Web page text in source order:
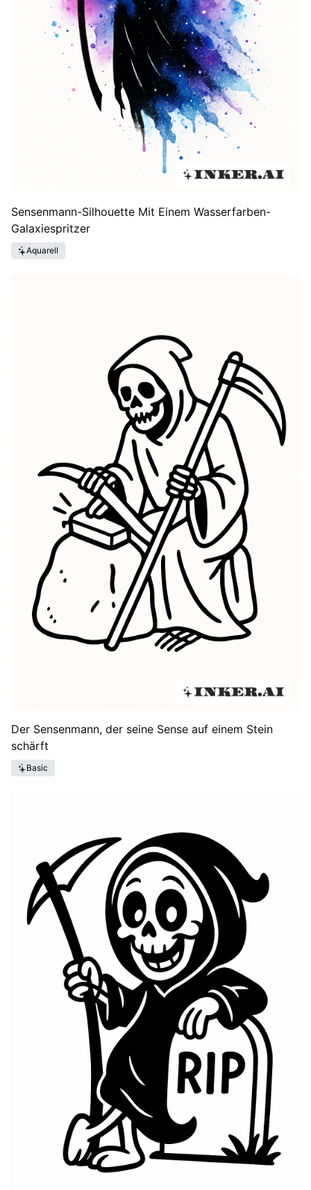
Sensenmann-Silhouette Mit Einem Wasserfarben-
Galaxiespritzer
Aquarell
Der Sensenmann, der seine Sense auf einem Stein
schärft
Basic